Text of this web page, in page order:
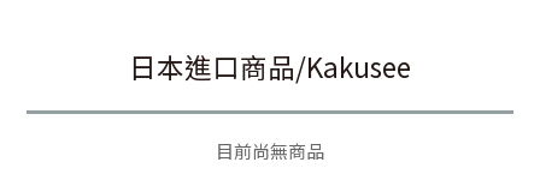
日本進口商品/Kakusee
目前尚無商品